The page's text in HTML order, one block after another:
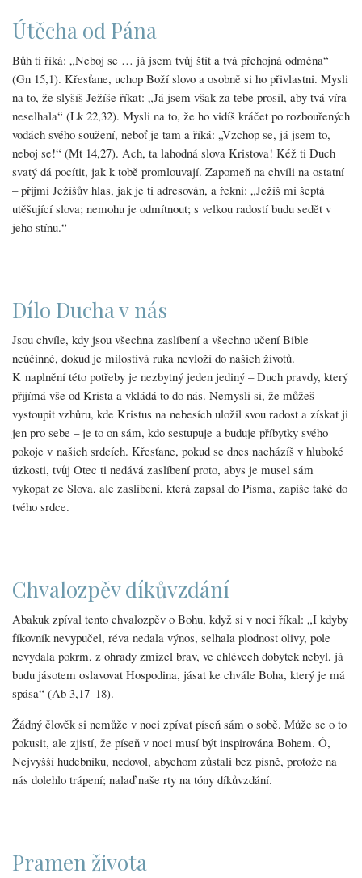
Útěcha od Pána
Bůh ti říká: „Neboj se … já jsem tvůj štít a tvá přehojná odměna“
(Gn 15,1). Křesťane, uchop Boží slovo a osobně si ho přivlastni. Mysli
na to, že slyšíš Ježíše říkat: „Já jsem však za tebe prosil, aby tvá víra
neselhala“ (Lk 22,32). Mysli na to, že ho vidíš kráčet po rozbouřených
vodách svého soužení, neboť je tam a říká: „Vzchop se, já jsem to,
neboj se!“ (Mt 14,27). Ach, ta lahodná slova Kristova! Kéž ti Duch
svatý dá pocítit, jak k tobě promlouvají. Zapomeň na chvíli na ostatní
– přijmi Ježíšův hlas, jak je ti adresován, a řekni: „Ježíš mi šeptá
utěšující slova; nemohu je odmítnout; s velkou radostí budu sedět v
jeho stínu.“
Dílo Ducha v nás
Jsou chvíle, kdy jsou všechna zaslíbení a všechno učení Bible
neúčinné, dokud je milostivá ruka nevloží do našich životů.
K naplnění této potřeby je nezbytný jeden jediný – Duch pravdy, který
přijímá vše od Krista a vkládá to do nás. Nemysli si, že můžeš
vystoupit vzhůru, kde Kristus na nebesích uložil svou radost a získat ji
jen pro sebe – je to on sám, kdo sestupuje a buduje příbytky svého
pokoje v našich srdcích. Křesťane, pokud se dnes nacházíš v hluboké
úzkosti, tvůj Otec ti nedává zaslíbení proto, abys je musel sám
vykopat ze Slova, ale zaslíbení, která zapsal do Písma, zapíše také do
tvého srdce.
Chvalozpěv díkůvzdání
Abakuk zpíval tento chvalozpěv o Bohu, když si v noci říkal: „I kdyby
fíkovník nevypučel, réva nedala výnos, selhala plodnost olivy, pole
nevydala pokrm, z ohrady zmizel brav, ve chlévech dobytek nebyl, já
budu jásotem oslavovat Hospodina, jásat ke chvále Boha, který je má
spása“ (Ab 3,17–18).
Žádný člověk si nemůže v noci zpívat píseň sám o sobě. Může se o to
pokusit, ale zjistí, že píseň v noci musí být inspirována Bohem. Ó,
Nejvyšší hudebníku, nedovol, abychom zůstali bez písně, protože na
nás dolehlo trápení; nalaď naše rty na tóny díkůvzdání.
Pramen života